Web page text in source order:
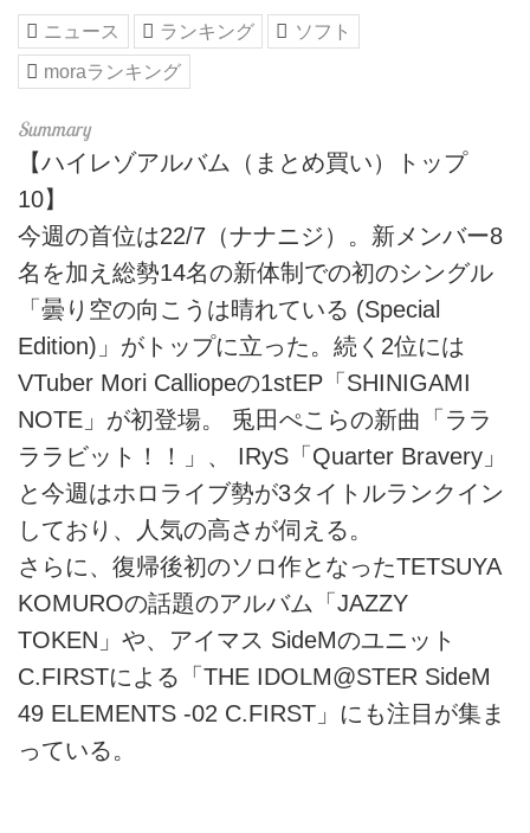
ニュース ランキング
ソフト
moraランキング
【ハイレゾアルバム（まとめ買い）トップ
10】
今週の首位は22/7（ナナニジ）。新メンバー8
名を加え総勢14名の新体制での初のシングル
「曇り空の向こうは晴れている (Special
Edition)」がトップに立った。続く2位には
VTuber Mori Calliopeの1stEP「SHINIGAMI
NOTE」が初登場。 兎田ぺこらの新曲「ララ
ララビット！！」、 IRyS「Quarter Bravery」
と今週はホロライブ勢が3タイトルランクイン
しており、人気の高さが伺える。
さらに、復帰後初のソロ作となったTETSUYA
KOMUROの話題のアルバム「JAZZY
TOKEN」や、アイマス SideMのユニット
C.FIRSTによる「THE IDOLM@STER SideM
49 ELEMENTS -02 C.FIRST」にも注目が集ま
っている。